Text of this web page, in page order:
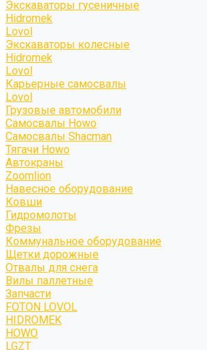
Экскаваторы гусеничные
Hidromek
Lovol
Экскаваторы колесные
Hidromek
Lovol
Карьерные самосвалы
Lovol
Грузовые автомобили
Самосвалы Howo
Самосвалы Shacman
Тягачи Howo
Автокраны
Zoomlion
Навесное оборудование
Ковши
Гидромолоты
Фрезы
Коммунальное оборудование
Щетки дорожные
Отвалы для снега
Вилы паллетные
Запчасти
FOTON LOVOL
HIDROMEK
HOWO
LGZT